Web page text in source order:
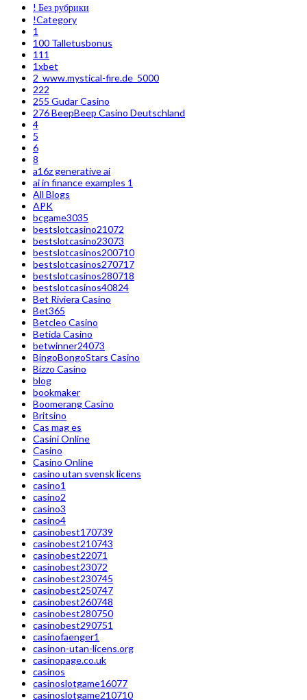
! Без рубрики
!Category
1
100 Talletusbonus
111
1xbet
2_www.mystical-fire.de_5000
222
255 Gudar Casino
276 BeepBeep Casino Deutschland
4
5
6
8
a16z generative ai
ai in finance examples 1
All Blogs
APK
bcgame3035
bestslotcasino21072
bestslotcasino23073
bestslotcasinos200710
bestslotcasinos270717
bestslotcasinos280718
bestslotcasinos40824
Bet Riviera Casino
Bet365
Betcleo Casino
Betida Casino
betwinner24073
BingoBongoStars Casino
Bizzo Casino
blog
bookmaker
Boomerang Casino
Britsino
Cas mag es
Casini Online
Casino
Casino Online
casino utan svensk licens
casino1
casino2
casino3
casino4
casinobest170739
casinobest210743
casinobest22071
casinobest23072
casinobest230745
casinobest250747
casinobest260748
casinobest280750
casinobest290751
casinofaenger1
casinon-utan-licens.org
casinopage.co.uk
casinos
casinoslotgame16077
casinoslotgame210710